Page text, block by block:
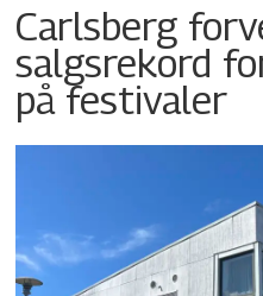
Carlsberg
salgsrekord
på festivaler